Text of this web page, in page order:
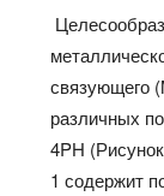
связующего
различных
4PH
1 содержит